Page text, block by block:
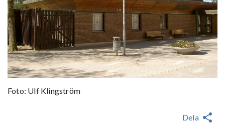
Foto: Ulf Klingström
Dela